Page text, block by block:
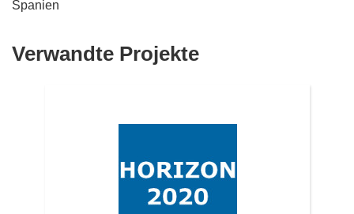
i
m
F
e
Spanien
Verwandte Projekte